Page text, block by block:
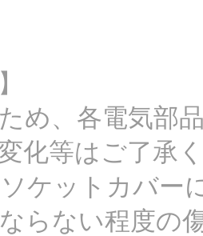
め、各電気部
化等はご了承
ケットカバー
らない程度の